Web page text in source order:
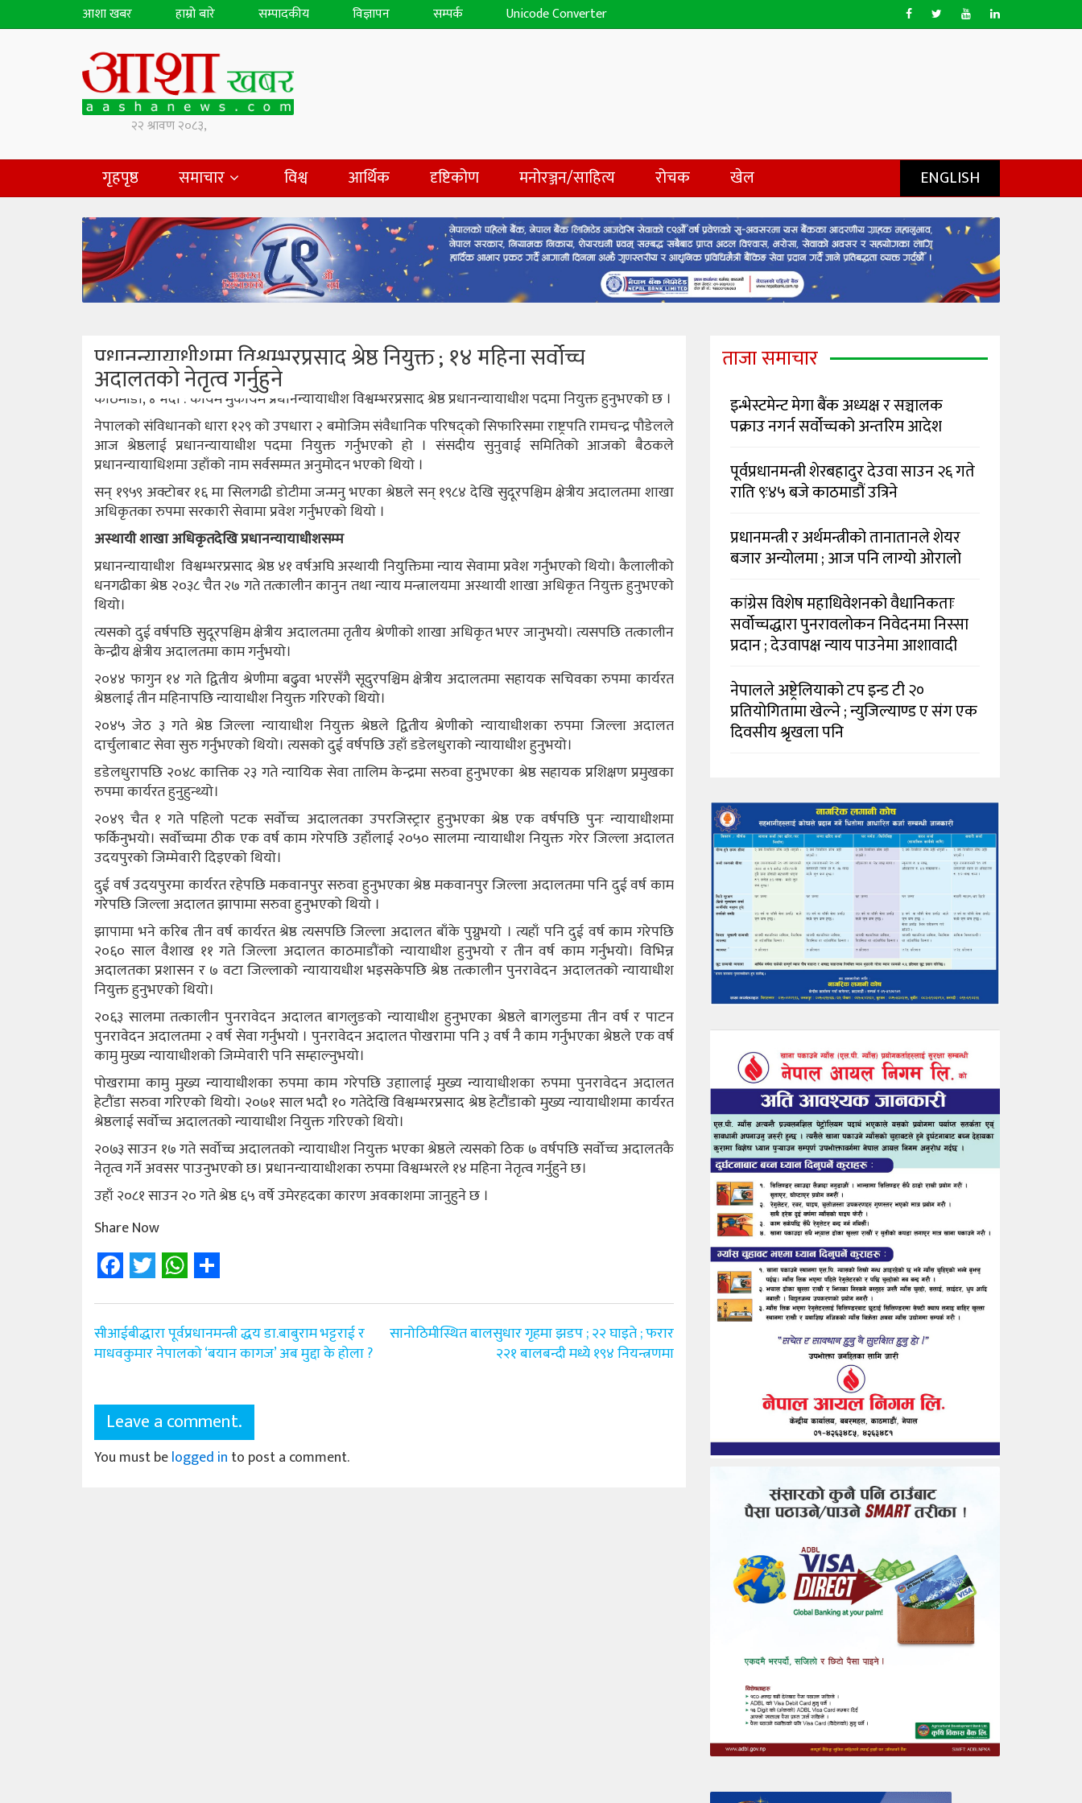
आशा खबर हाम्रो बारे सम्पादकीय विज्ञापन सम्पर्क Unicode Converter
गृहपृष्ठ समाचार विश्व आर्थिक दृष्टिकोण मनोरञ्जन/साहित्य रोचक खेल ENGLISH
प्रधानन्यायाधीशमा विश्वम्भरप्रसाद श्रेष्ठ नियुक्त ; १४ महिना सर्वोच्च
अदालतको नेतृत्व गर्नुहुने
काठमाडौँ, ४ भदौ : कायम मुकायम प्रधानन्यायाधीश विश्वम्भरप्रसाद श्रेष्ठ प्रधानन्यायाधीश पदमा नियुक्त हुनुभएको छ ।
नेपालको संविधानको धारा १२९ को उपधारा २ बमोजिम संवैधानिक परिषद्को सिफारिसमा राष्ट्रपति रामचन्द्र पौडेलले
आज श्रेष्ठलाई प्रधानन्यायाधीश पदमा नियुक्त गर्नुभएको हो । संसदीय सुनुवाई समितिको आजको बैठकले
प्रधानन्यायाधिशमा उहाँको नाम सर्वसम्मत अनुमोदन भएको थियो ।
सन् १९५९ अक्टोबर १६ मा सिलगढी डोटीमा जन्मनु भएका श्रेष्ठले सन् १९८४ देखि सुदूरपश्चिम क्षेत्रीय अदालतमा शाखा
अधिकृतका रुपमा सरकारी सेवामा प्रवेश गर्नुभएको थियो ।
अस्थायी शाखा अधिकृतदेखि प्रधानन्यायाधीशसम्म
प्रधानन्यायाधीश विश्वम्भरप्रसाद श्रेष्ठ ४१ वर्षअघि अस्थायी नियुक्तिमा न्याय सेवामा प्रवेश गर्नुभएको थियो। कैलालीको
धनगढीका श्रेष्ठ २०३८ चैत २७ गते तत्कालीन कानुन तथा न्याय मन्त्रालयमा अस्थायी शाखा अधिकृत नियुक्त हुनुभएको
थियो।
त्यसको दुई वर्षपछि सुदूरपश्चिम क्षेत्रीय अदालतमा तृतीय श्रेणीको शाखा अधिकृत भएर जानुभयो। त्यसपछि तत्कालीन
केन्द्रीय क्षेत्रीय अदालतमा काम गर्नुभयो।
२०४४ फागुन १४ गते द्वितीय श्रेणीमा बढुवा भएसँगै सूदुरपश्चिम क्षेत्रीय अदालतमा सहायक सचिवका रुपमा कार्यरत
श्रेष्ठलाई तीन महिनापछि न्यायाधीश नियुक्त गरिएको थियो।
२०४५ जेठ ३ गते श्रेष्ठ जिल्ला न्यायाधीश नियुक्त श्रेष्ठले द्वितीय श्रेणीको न्यायाधीशका रुपमा जिल्ला अदालत
दार्चुलाबाट सेवा सुरु गर्नुभएको थियो। त्यसको दुई वर्षपछि उहाँ डडेलधुराको न्यायाधीश हुनुभयो।
डडेलधुरापछि २०४८ कात्तिक २३ गते न्यायिक सेवा तालिम केन्द्रमा सरुवा हुनुभएका श्रेष्ठ सहायक प्रशिक्षण प्रमुखका
रुपमा कार्यरत हुनुहुन्थ्यो।
२०४९ चैत १ गते पहिलो पटक सर्वोच्च अदालतका उपरजिस्ट्रार हुनुभएका श्रेष्ठ एक वर्षपछि पुनः न्यायाधीशमा
फर्किनुभयो। सर्वोच्चमा ठीक एक वर्ष काम गरेपछि उहाँलाई २०५० सालमा न्यायाधीश नियुक्त गरेर जिल्ला अदालत
उदयपुरको जिम्मेवारी दिइएको थियो।
दुई वर्ष उदयपुरमा कार्यरत रहेपछि मकवानपुर सरुवा हुनुभएका श्रेष्ठ मकवानपुर जिल्ला अदालतमा पनि दुई वर्ष काम
गरेपछि जिल्ला अदालत झापामा सरुवा हुनुभएको थियो ।
झापामा भने करिब तीन वर्ष कार्यरत श्रेष्ठ त्यसपछि जिल्ला अदालत बाँके पुग्नुभयो । त्यहाँ पनि दुई वर्ष काम गरेपछि
२०६० साल वैशाख ११ गते जिल्ला अदालत काठमाडौंको न्यायाधीश हुनुभयो र तीन वर्ष काम गर्नुभयो। विभिन्न
अदालतका प्रशासन र ७ वटा जिल्लाको न्यायायधीश भइसकेपछि श्रेष्ठ तत्कालीन पुनरावेदन अदालतको न्यायाधीश
नियुक्त हुनुभएको थियो।
२०६३ सालमा तत्कालीन पुनरावेदन अदालत बागलुङको न्यायाधीश हुनुभएका श्रेष्ठले बागलुङमा तीन वर्ष र पाटन
पुनरावेदन अदालतमा २ वर्ष सेवा गर्नुभयो । पुनरावेदन अदालत पोखरामा पनि ३ वर्ष नै काम गर्नुभएका श्रेष्ठले एक वर्ष
कामु मुख्य न्यायाधीशको जिम्मेवारी पनि सम्हाल्नुभयो।
पोखरामा कामु मुख्य न्यायाधीशका रुपमा काम गरेपछि उहाालाई मुख्य न्यायाधीशका रुपमा पुनरावेदन अदालत
हेटौंडा सरुवा गरिएको थियो। २०७१ साल भदौ १० गतेदेखि विश्वम्भरप्रसाद श्रेष्ठ हेटौंडाको मुख्य न्यायाधीशमा कार्यरत
श्रेष्ठलाई सर्वोच्च अदालतको न्यायाधीश नियुक्त गरिएको थियो।
२०७३ साउन १७ गते सर्वोच्च अदालतको न्यायाधीश नियुक्त भएका श्रेष्ठले त्यसको ठिक ७ वर्षपछि सर्वोच्च अदालतकै
नेतृत्व गर्ने अवसर पाउनुभएको छ। प्रधानन्यायाधीशका रुपमा विश्वम्भरले १४ महिना नेतृत्व गर्नुहुने छ।
उहाँ २०८१ साउन २० गते श्रेष्ठ ६५ वर्षे उमेरहदका कारण अवकाशमा जानुहुने छ ।
Share Now
Facebook
Twitter
WhatsApp
Share
Post
navigation
सीआईबीद्धारा पूर्वप्रधानमन्त्री द्धय डा.बाबुराम भट्टराई र
माधवकुमार नेपालको ‘बयान कागज’ अब मुद्दा के होला ?
सानोठिमीस्थित बालसुधार गृहमा झडप ; २२ घाइते ; फरार
२२१ बालबन्दी मध्ये १९४ नियन्त्रणमा
Leave a comment.
You must belogged in to post a comment.
ताजा समाचार
इन्भेस्टमेन्ट मेगा बैंक अध्यक्ष र सञ्चालक
पक्राउ नगर्न सर्वोच्चको अन्तरिम आदेश
पूर्वप्रधानमन्त्री शेरबहादुर देउवा साउन २६ गते
राति ९ः४५ बजे काठमाडौं उत्रिने
प्रधानमन्त्री र अर्थमन्त्रीको तानातानले शेयर
बजार अन्योलमा ; आज पनि लाग्यो ओरालो
कांग्रेस विशेष महाधिवेशनको वैधानिकताः
सर्वोच्चद्धारा पुनरावलोकन निवेदनमा निस्सा
प्रदान ; देउवापक्ष न्याय पाउनेमा आशावादी
नेपालले अष्ट्रेलियाको टप इन्ड टी २०
प्रतियोगितामा खेल्ने ; न्युजिल्याण्ड ए संग एक
दिवसीय श्रृखला पनि